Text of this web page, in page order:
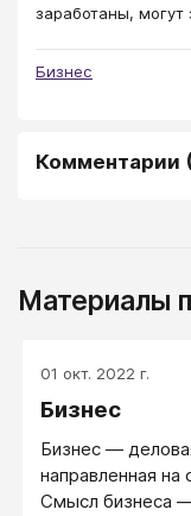
заработаны, могут
Бизнес
Комментарии
Материалы
01 окт. 2022 г.
Бизнес
Бизнес —
направленная
Смысл бизнеса